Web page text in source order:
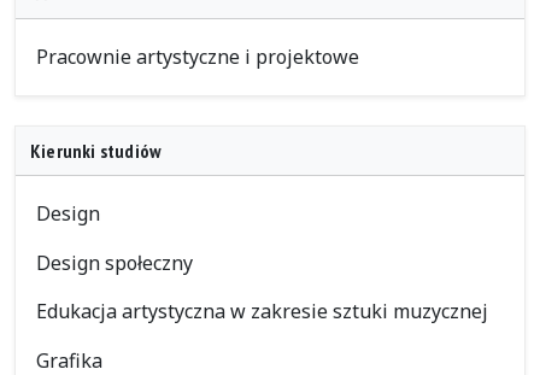
Pracownie artystyczne i projektowe
Kierunki studiów
Design
Design społeczny
Edukacja artystyczna w zakresie sztuki muzycznej
Grafika